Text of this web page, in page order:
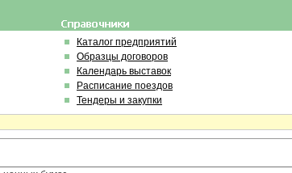
Каталог предприятий
Образцы договоров
Календарь выставок
Расписание поездов
Тендеры и закупки